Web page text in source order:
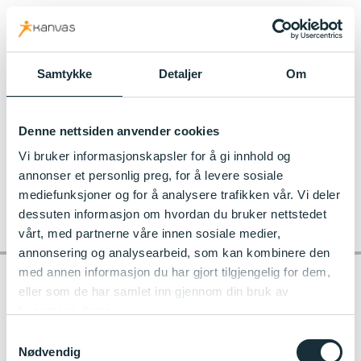
Samtykke Detaljer Om
Denne nettsiden anvender cookies
Vi bruker informasjonskapsler for å gi innhold og
annonser et personlig preg, for å levere sosiale
mediefunksjoner og for å analysere trafikken vår. Vi deler
dessuten informasjon om hvordan du bruker nettstedet
vårt, med partnerne våre innen sosiale medier,
annonsering og analysearbeid, som kan kombinere den
med annen informasjon du har gjort tilgjengelig for dem,
eller som de har samlet inn gjennom din bruk av
Nødvendig
kanvas.no
Kontakt barnehagen